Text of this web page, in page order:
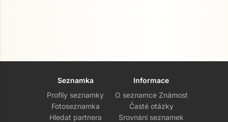
Seznamka
Profily seznamky
Fotoseznamka
Hledat partnera
Informace
O seznamce Známost
Časté otázky
Srovnání seznamek